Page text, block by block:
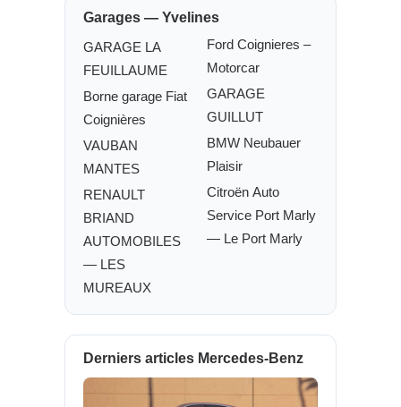
Garages — Yvelines
GARAGE LA
FEUILLAUME
Borne garage Fiat
Coignières
VAUBAN
MANTES
RENAULT
BRIAND
AUTOMOBILES
— LES
MUREAUX
Ford Coignieres –
Motorcar
GARAGE
GUILLUT
BMW Neubauer
Plaisir
Citroën Auto
Service Port Marly
— Le Port Marly
Derniers articles Mercedes-Benz